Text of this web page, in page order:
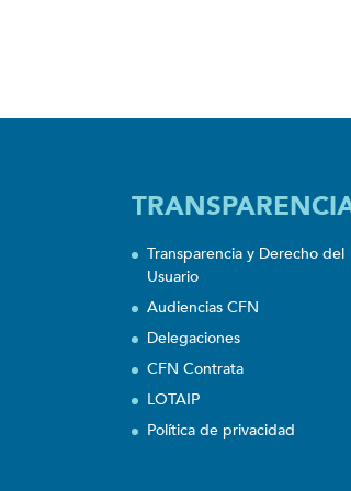
Transparencia y Derecho del
Usuario
Audiencias CFN
Delegaciones
CFN Contrata
LOTAIP
Política de privacidad